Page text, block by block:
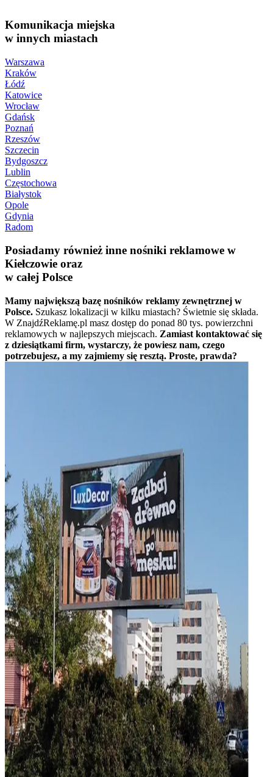
Komunikacja miejska
w innych miastach
Warszawa
Kraków
Łódź
Katowice
Wrocław
Gdańsk
Poznań
Rzeszów
Szczecin
Bydgoszcz
Lublin
Częstochowa
Białystok
Opole
Gdynia
Radom
Posiadamy również inne nośniki reklamowe w
Kiełczowie oraz
w całej Polsce
Mamy największą bazę nośników reklamy zewnętrznej w
Polsce. Szukasz lokalizacji w kilku miastach? Świetnie się składa.
W ZnajdźReklamę.pl masz dostęp do ponad 80 tys. powierzchni
reklamowych w najlepszych miejscach. Zamiast kontaktować się
z dziesiątkami firm, wystarczy, że powiesz nam, czego
potrzebujesz, a my zajmiemy się resztą. Proste, prawda?